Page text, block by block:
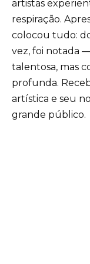
artistas
respiração.
colocou tudo:
vez, foi notada
talentosa, mas
profunda.
artística e seu
grande público.